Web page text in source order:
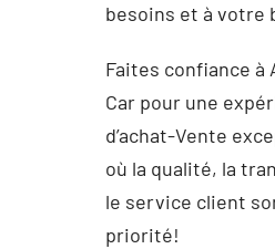
besoins et à votre
Faites confiance à
Car pour une
d’achat-Vente
où la qualité, la
le service client
priorité!